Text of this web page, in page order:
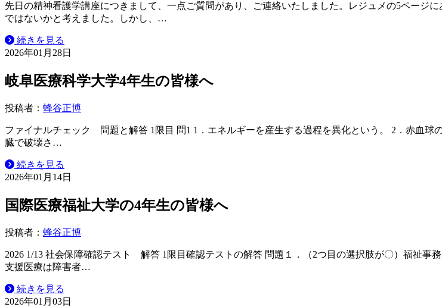
先日の精神看護学講座につきまして、一点ご質問があり、ご連絡いたしました。レジュメの5ページ
ではないかと考えました。しかし、…
続きを見る
2026年01月28日
岐阜医療科学大学4年生の皆様へ
投稿者： 蜂谷正博
ファイナルチェック 問題と解答 1限目 問1 1．エネルギーを産生する過程を異化という。 2．赤血球
臓で破壊さ…
続きを見る
2026年01月14日
国際医療福祉大学の4年生の皆様へ
投稿者： 蜂谷正博
2026 1/13 社会保障確認テスト 解答 1限目確認テストの解答 問題１．（2つ目の選択肢が〇）福祉事
支援医療は障害者…
続きを見る
2026年01月03日